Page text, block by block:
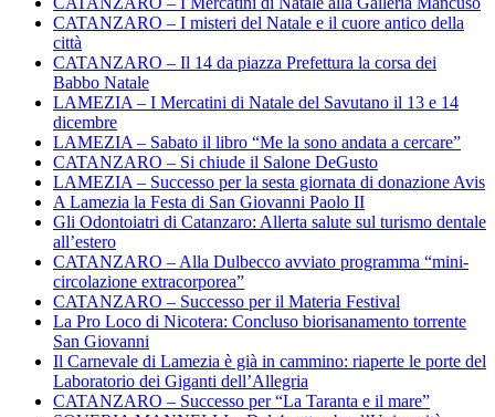
CATANZARO – I misteri del Natale e il cuore antico della
città
CATANZARO – Il 14 da piazza Prefettura la corsa dei
Babbo Natale
LAMEZIA – I Mercatini di Natale del Savutano il 13 e 14
dicembre
LAMEZIA – Sabato il libro “Me la sono andata a cercare”
CATANZARO – Si chiude il Salone DeGusto
LAMEZIA – Successo per la sesta giornata di donazione Avis
A Lamezia la Festa di San Giovanni Paolo II
Gli Odontoiatri di Catanzaro: Allerta salute sul turismo dentale
all’estero
CATANZARO – Alla Dulbecco avviato programma “mini-
circolazione extracorporea”
CATANZARO – Successo per il Materia Festival
La Pro Loco di Nicotera: Concluso biorisanamento torrente
San Giovanni
Il Carnevale di Lamezia è già in cammino: riaperte le porte del
Laboratorio dei Giganti dell’Allegria
CATANZARO – Successo per “La Taranta e il mare”